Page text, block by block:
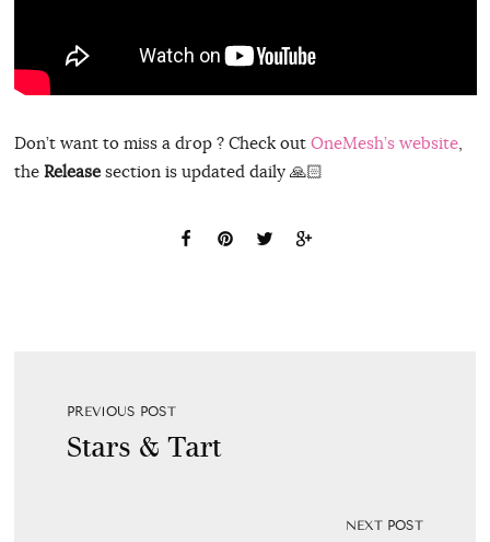
Don’t want to miss a drop ? Check out OneMesh’s website,
the Releasesection is updated daily 🙏🏻
PREVIOUS POST
Stars & Tart
NEXT POST